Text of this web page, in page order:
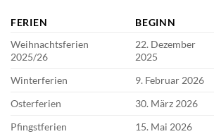
FERIEN BEGINN
Weihnachtsferien
2025/26
22. Dezember
2025
Winterferien 9. Februar 2026
Osterferien
30. März 2026
Pfingstferien
15. Mai 2026